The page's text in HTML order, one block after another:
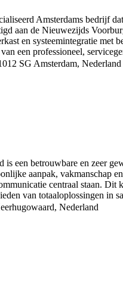
Amsterdams bedrijf
aan de Nieuwezijds
en systeemintegratie met
een professioneel,
SG Amsterdam, Nederland
een betrouwbare en zeer
aanpak, vakmanschap
centraal staan.
van totaaloplossingen in
Nederland